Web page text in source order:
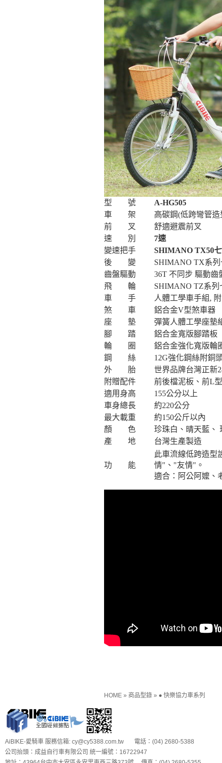
型 號
A-HG505
車 架
高碳鋼(低跨彎管
前 叉
舒適避震前叉
速 別
7速
變速把手
SHIMANO TX50
後 變
SHIMANO TX系
齒盤驅動
36T 不同步 驅動齒
飛 輪
SHIMANO TZ系
車 手
人體工學車手組,
煞 車
鋁合金V型煞車器
座 墊
彈簧人體工學座墊
腳 踏
鋁合金寬版腳踏板
輪 圈
鋁合金強化寬版輪
鋼 絲
12G強化鋼絲附銅
外 胎
世界品牌台灣正新
附贈配件
前後檔泥板、前L
適用身高
155公分以上
車身總長
約220公分
最大載重
約150公斤以內
顏 色
珍珠白、晴天藍
產 地
台灣生產製造
功 能
此車流線低跨造型
情"、"友情"。
適合：阿公阿嬤、
HOME » 商品型錄 » ● 快樂協力車系列
AiBIKE-愛騎車 服務信箱: cy@cy5388.com.tw 電話：(04) 2680-5388
公司抬頭：成益自行車有限公司 統一編號：16722947